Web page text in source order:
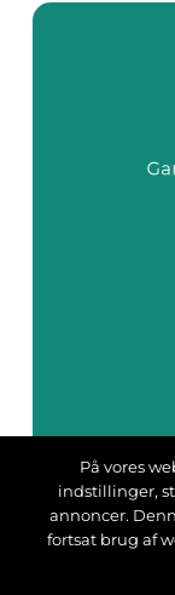
På vores
indstillinger,
annoncer.
fortsat brug af